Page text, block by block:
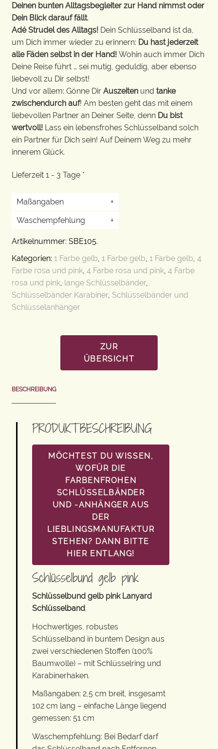
Deinen bunten Alltagsbegleiter zur Hand nimmst oder
Dein Blick darauf fällt.
Adé Strudel des Alltags! Dein Schlüsselband ist da,
um Dich immer wieder zu erinnern: Du hast jederzeit
alle Fäden selbst in der Hand! Wohin auch immer Dich
Deine Reise führt … sei mutig, geduldig, aber ebenso
liebevoll zu Dir selbst!
Und vor allem: Gönne Dir Auszeiten und tanke
zwischendurch auf! Am besten geht das mit einem
liebevollen Partner an Deiner Seite, denn Du bist
wertvoll! Lass ein lebensfrohes Schlüsselband solch
ein Partner für Dich sein! Auf Deinem Weg zu mehr
innerem Glück.
Lieferzeit 1 - 3 Tage *
Maßangaben
+
Waschempfehlung
+
Artikelnummer: SBE105.
Kategorien: 1 Farbe gelb, 1 Farbe gelb, 1 Farbe gelb, 4
Farbe rosa und pink, 4 Farbe rosa und pink, 4 Farbe
rosa und pink, lange Schlüsselbänder,
Schlüsselbänder Karabiner, Schlüsselbänder und
Schlüsselanhänger
ZUR
ÜBERSICHT
BESCHREIBUNG
PRODUKTBESCHREIBUNG
MÖCHTEST DU WISSEN,
WOFÜR DIE
FARBENFROHEN
SCHLÜSSELBÄNDER
UND -ANHÄNGER AUS
DER
LIEBLINGSMANUFAKTUR
STEHEN? DANN BITTE
HIER ENTLANG!
Schlüsselbund gelb pink
Schlüsselbund gelb pink Lanyard
Schlüsselband
Hochwertiges, robustes
Schlüsselband in buntem Design aus
zwei verschiedenen Stoffen (100%
Baumwolle) – mit Schlüsselring und
Karabinerhaken.
Maßangaben: 2,5 cm breit, insgesamt
102 cm lang – einfache Länge liegend
gemessen: 51 cm
Waschempfehlung: Bei Bedarf darf